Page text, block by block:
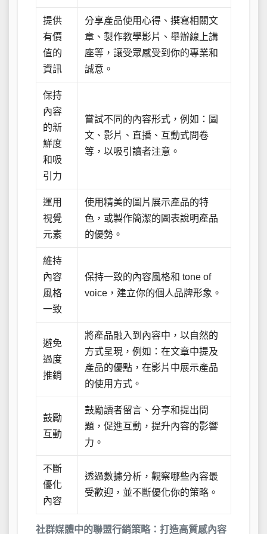
社群媒體中的聯盟行銷策略：打造高質感內容
提供
有價
值的
資訊
分享產品使用心得、撰寫相關文
章、製作教學影片、舉辦線上講
座等，讓受眾感受到你的專業和
誠意。
保持
內容
的新
鮮度
和吸
引力
嘗試不同的內容形式，例如：圖
文、影片、直播、互動式問卷
等，以吸引讀者注意。
運用
視覺
元素
使用精美的圖片展示產品的特
色，或製作簡潔的圖表說明產品
的優勢。
維持
內容
風格
一致
保持一致的內容風格和 tone of
voice，建立你的個人品牌形象。
避免
過度
推銷
將產品融入到內容中，以自然的
方式呈現，例如：在文章中提及
產品的優點，在影片中展示產品
的使用方式。
鼓勵
互動
鼓勵讀者留言、分享和提出問
題，促進互動，提升內容的影響
力。
不斷
優化
內容
透過數據分析，觀察哪些內容最
受歡迎，並不斷優化你的策略。